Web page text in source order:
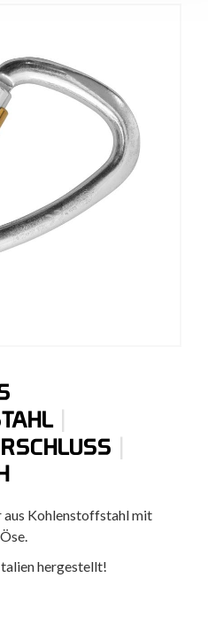
|
|
Kohlenstoffstahl mit
hergestellt!